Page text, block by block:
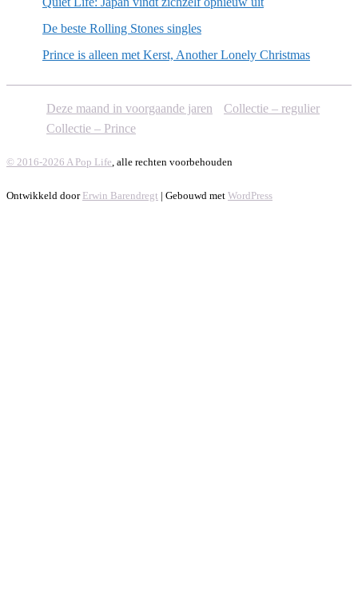
De beste Rolling Stones singles
Prince is alleen met Kerst, Another Lonely Christmas
Deze maand in voorgaande jaren
Collectie – regulier
Collectie – Prince
© 2016-2026 A Pop Life , alle rechten voorbehouden
Ontwikkeld door Erwin Barendregt | Gebouwd met WordPress